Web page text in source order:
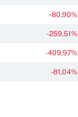
-80,90%
-259,51%
-409,97%
-81,04%